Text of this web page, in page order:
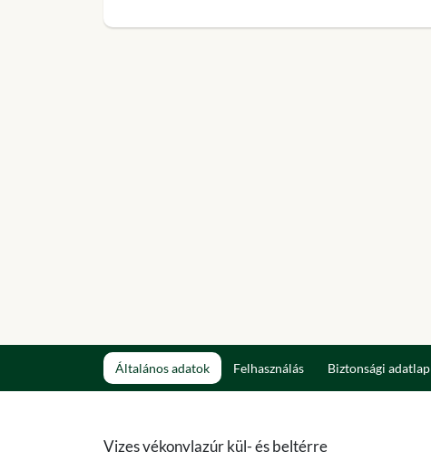
Általános adatok Felhasználás Biztonsági adatlap
Vizes vékonylazúr kül- és beltérre